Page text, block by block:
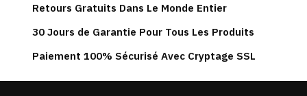
options
peuvent
choisies
sur
Retours Gratuits Dans Le Monde Entier
30 Jours de Garantie Pour Tous Les Produits
Paiement 100% Sécurisé Avec Cryptage SSL